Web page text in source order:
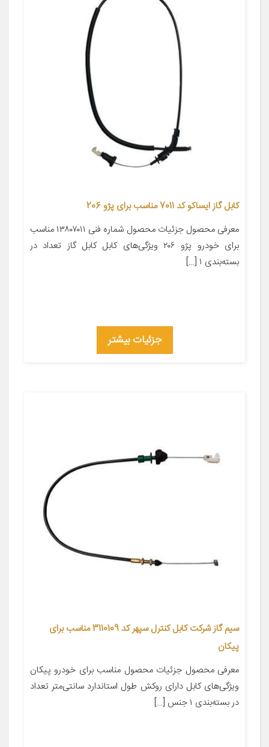
کابل گاز ایساکو کد 7011 مناسب برای پژو 206
معرفی محصول جزئیات محصول شماره فنی ۱۳۸۰۷۰۱۱ مناسب
برای خودرو پژو ۲۰۶ ویژگی‌های کابل کابل گاز تعداد در
بسته‌بندی ۱ […]
جزئیات بیشتر
سیم گاز شرکت کابل کنترل سپهر کد 3110109 مناسب برای
پیکان
معرفی محصول جزئیات محصول مناسب برای خودرو پیکان
ویژگی‌های کابل دارای روکش طول استاندارد سانتی‌متر تعداد
در بسته‌بندی ۱ جنس […]